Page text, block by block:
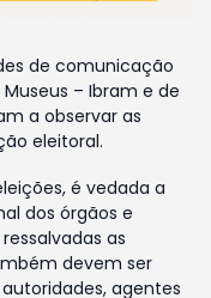
de comunicação
– Ibram e de
a observar as
eleitoral.
é vedada a
dos órgãos e
as
devem ser
agentes